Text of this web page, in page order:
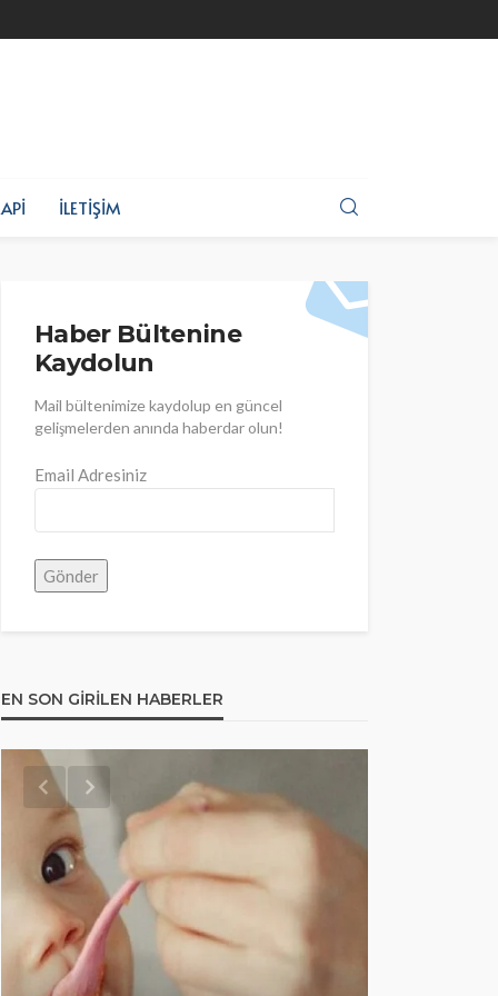
İLETIŞIM
Haber Bültenine
Kaydolun
Mail bültenimize kaydolup en güncel
gelişmelerden anında haberdar olun!
Email Adresiniz
EN SON GIRILEN HABERLER